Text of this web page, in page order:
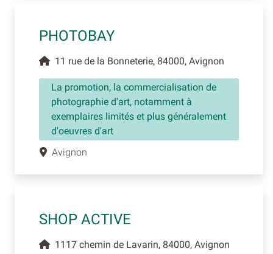
PHOTOBAY
11 rue de la Bonneterie, 84000, Avignon
La promotion, la commercialisation de
photographie d'art, notamment à
exemplaires limités et plus généralement
d'oeuvres d'art
Avignon
SHOP ACTIVE
1117 chemin de Lavarin, 84000, Avignon